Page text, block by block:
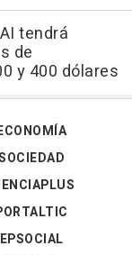
tendrá
de
y 400 dólares
EPSOCIAL